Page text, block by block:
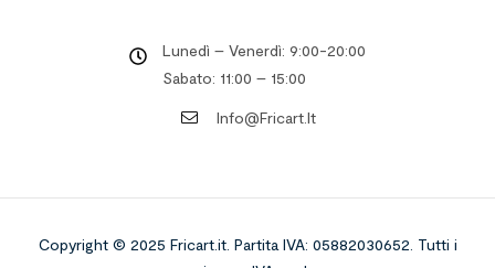
Lunedì – Venerdì: 9:00-20:00
Sabato: 11:00 – 15:00
Info@fricart.it
Copyright © 2025 Fricart.it. Partita IVA: 05882030652. Tutti i